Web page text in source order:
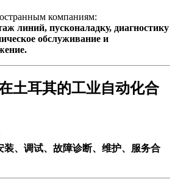
компаниям:
линий, пусконаладку, диагностику
обслуживание и
土耳其的工业自动化合
装、调试、故障诊断、维护、服务合